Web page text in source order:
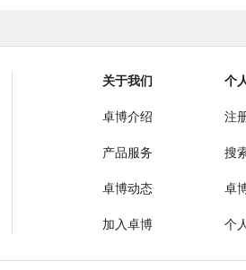
关于我们
卓博介绍
产品服务
卓博动态
加入卓博
个
注
搜
卓
个